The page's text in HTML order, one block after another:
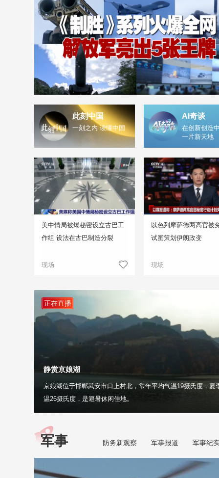
此刻中国
一刻之内 读懂中国
AI奇谈
在创新创造
一片新天地
美中情局被爆秘密设立古巴工
作组 设法在古巴制造分裂
现场
以色列摩萨德两高官被
试图策划伊朗政变
现场
正在直播
静赏京娘湖
京娘湖位于邯郸武安市口上村北，常年平均气温19摄氏度，夏
温26摄氏度，是避暑休闲佳地。
军事 防务新观察 军事报道 军事纪